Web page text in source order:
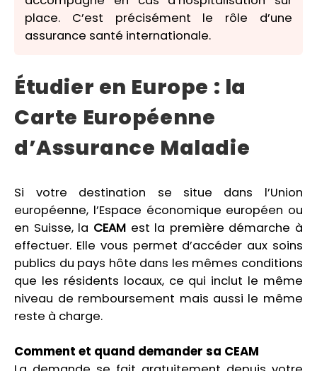
place. C’est précisément le rôle d’une
assurance santé internationale.
Étudier en Europe : la
Carte Européenne
d’Assurance Maladie
Si votre destination se situe dans l’Union
européenne, l’Espace économique européen ou
en Suisse, la CEAMest la première démarche à
effectuer. Elle vous permet d’accéder aux soins
publics du pays hôte dans les mêmes conditions
que les résidents locaux, ce qui inclut le même
niveau de remboursement mais aussi le même
reste à charge.
Comment et quand demander sa CEAM